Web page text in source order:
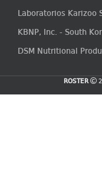
Laboratorios Karizoo
KBNP, Inc. - South
DSM Nutritional
ROSTER